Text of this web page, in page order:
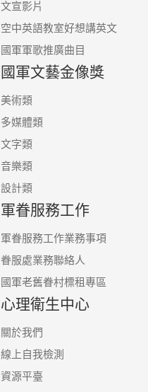
文宣影片
空中英語教室好想講英文
國軍軍歌推廣曲目
國軍文藝金像獎
美術類
多媒體類
文字類
音樂類
設計類
軍眷服務工作
軍眷服務工作業務事項
眷服處業務聯絡人
國軍老舊眷村標租專區
心理衛生中心
關於我們
線上自我檢測
資源平臺